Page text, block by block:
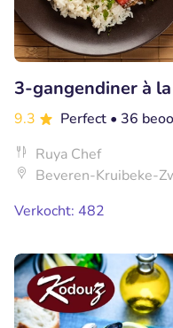
3-gangendiner à
9.3 Perfect • 36
Ruya Chef
Beveren-Kruibeke-
Verkocht: 482